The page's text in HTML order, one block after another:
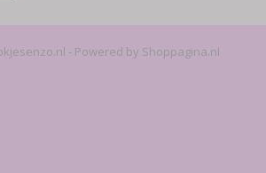
- Powered by Shoppagina.nl